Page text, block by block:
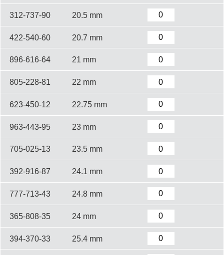
312-737-90 20.5 mm
422-540-60 20.7 mm
896-616-64 21 mm
805-228-81 22 mm
623-450-12 22.75 mm
963-443-95 23 mm
705-025-13 23.5 mm
392-916-87 24.1 mm
777-713-43 24.8 mm
365-808-35 24 mm
394-370-33 25.4 mm